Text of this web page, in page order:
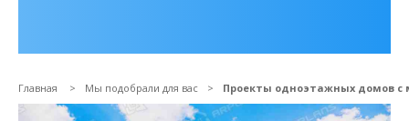
Главная Мы подобрали для вас Проекты одноэтажных домов с